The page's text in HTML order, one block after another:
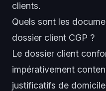
clients.
Quels sont les
dossier client CGP ?
Le dossier client
impérativement
justificatifs de